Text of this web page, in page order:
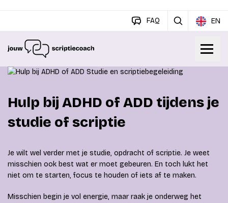
FAQ EN
Hulp bij ADHD of ADD tijdens je
studie of scriptie
Je wilt wel verder met je studie, opdracht of scriptie. Je weet
misschien ook best wat er moet gebeuren. En toch lukt het
niet om te starten, focus te houden of iets af te maken.
Misschien begin je vol energie, maar raak je onderweg het